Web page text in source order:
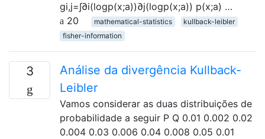
gi,j=∫∂i(logp(x;a))∂j(logp(x;a)) p(x;a) …
20
mathematical-statistics
kullback-leibler
fisher-information
3
Análise da divergência Kullback-
Leibler
Vamos considerar as duas distribuições de
probabilidade a seguir P Q 0.01 0.002 0.02
0.004 0.03 0.006 0.04 0.008 0.05 0.01